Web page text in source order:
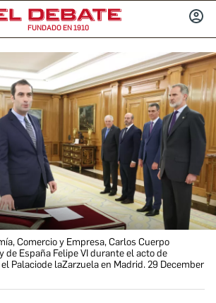
FUNDADO EN 1910
Comercio y Empresa, Carlos Cuerpo
de España Felipe VI durante el acto de
Palaciode laZarzuela en Madrid. 29 December